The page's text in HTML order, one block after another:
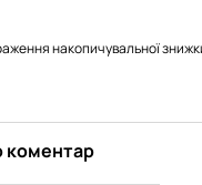
накопичувальної
коментар